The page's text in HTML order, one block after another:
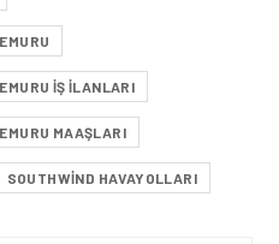
IŞ ILANLARI
MAAŞLARI
SOUTHWIND HAVAYOLLARI